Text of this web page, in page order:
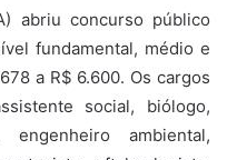
abriu concurso público
fundamental, médio e
a R$ 6.600. Os cargos
social, biólogo,
ambiental,